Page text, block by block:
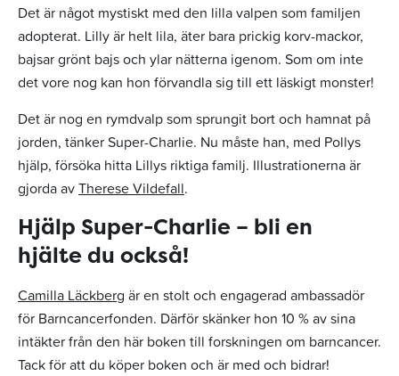
Det är något mystiskt med den lilla valpen som familjen
adopterat. Lilly är helt lila, äter bara prickig korv-mackor,
bajsar grönt bajs och ylar nätterna igenom. Som om inte
det vore nog kan hon förvandla sig till ett läskigt monster!
Det är nog en rymdvalp som sprungit bort och hamnat på
jorden, tänker Super-Charlie. Nu måste han, med Pollys
hjälp, försöka hitta Lillys riktiga familj. Illustrationerna är
gjorda avTherese Vildefall.
Hjälp Super-Charlie – bli en
hjälte du också!
Camilla Läckberg är en stolt och engagerad ambassadör
för Barncancerfonden. Därför skänker hon 10 % av sina
intäkter från den här boken till forskningen om barncancer.
Tack för att du köper boken och är med och bidrar!